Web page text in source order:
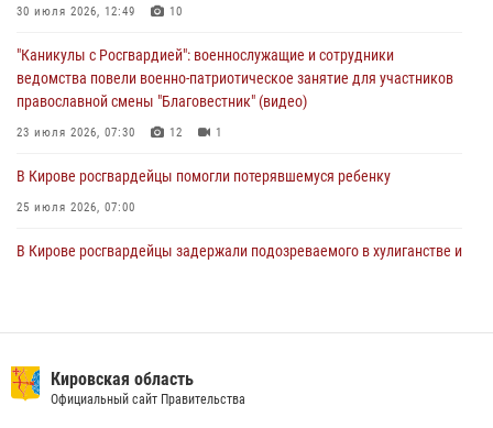
магазина
30 июля 2026, 12:49 10
"Каникулы с Росгвардией": военнослужащие и сотрудники
ведомства повели военно-патриотическое занятие для участников
православной смены "Благовестник" (видео)
23 июля 2026, 07:30 12 1
В Кирове росгвардейцы помогли потерявшемуся ребенку
25 июля 2026, 07:00
В Кирове росгвардейцы задержали подозреваемого в хулиганстве и
вневедомственную охрану и поступления в ведомственные вузы
22 июля 2026, 14:51 1 2
Кировская область
Официальный сайт Правительства